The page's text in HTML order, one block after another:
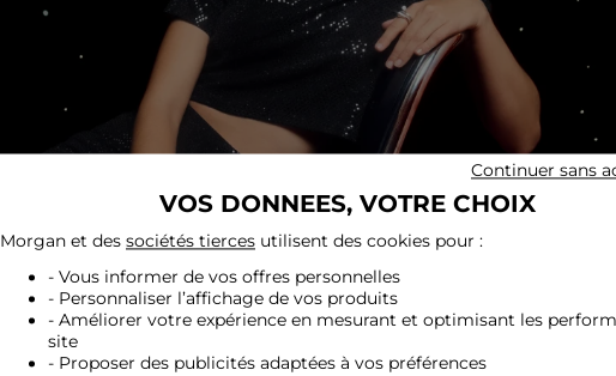
VOS DONNEES, VOTRE CHOIX
Morgan et des sociétés tierces utilisent des cookies pour :
- Vous informer de vos offres personnelles
- Personnaliser l’affichage de vos produits
- Améliorer votre expérience en mesurant et optimisant les
site
- Proposer des publicités adaptées à vos préférences
Continuer sans